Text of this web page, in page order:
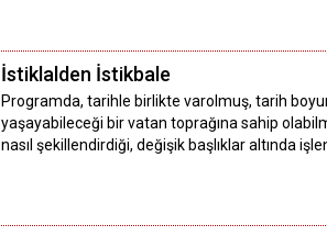
İstiklalden İstikbale
Programda, tarihle birlikte varolmuş, tarih
yaşayabileceği bir vatan toprağına sahip
nasıl şekillendirdiği, değişik başlıklar altında